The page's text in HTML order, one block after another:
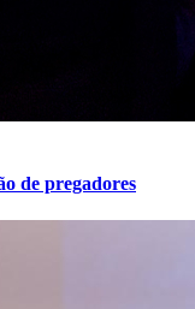
de pregadores